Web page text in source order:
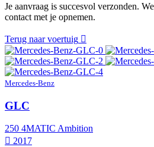
Je aanvraag is succesvol verzonden.
contact met je opnemen.
Terug naar voertuig
Mercedes-Benz
GLC
250 4MATIC Ambition
2017